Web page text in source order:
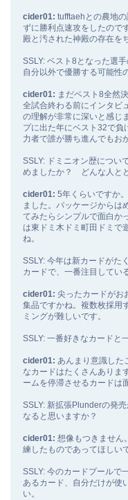
cider01: tufftaehとの農地
ずに勝利点速攻をしたので
殿と汚された神殿の存在を
SSLY: ベスト8となった選
自分以外で優勝する可能性
cider01: まだベスト8全然
全試合終わる前にインタビ
の理解が非常に深いと感じ
プに出た年にベスト32で負
力者で誰が勝ち進んでもお
SSLY: ドミニオン歴につい
めましたか？ どんな人と
cider01: 5年くらいですか
ました。パッケージからは
てみたらシンプルで面白か
は東ドミ木ドミ町田ドミで
ね。
SSLY: 今年は新カードがた
カードで、一番注目してい
cider01: 尖ったカードがお
集品ですかね。複数枚採用
ミングが難しいです。
SSLY: 一番好きなカードと
cider01: あんまり意識した
なカードはたくさんありま
ームを停滞させるカードは
SSLY: 新拡張Plunderの発
なると思いますか？
cider01: 想像もつきません
練したものであってほしい
SSLY: 今のカードプールで
あるカード、自分だけが使
い。